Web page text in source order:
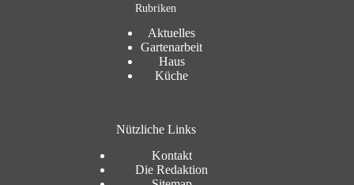
Rubriken
Aktuelles
Gartenarbeit
Haus
Küche
Nützliche Links
Kontakt
Die Redaktion